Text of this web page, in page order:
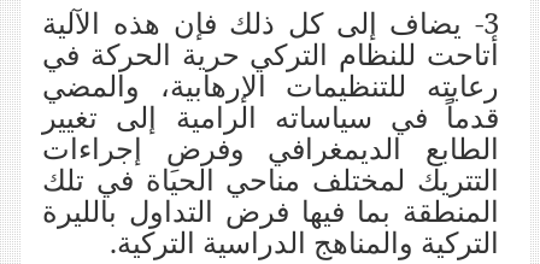
3- يضاف إلى كل ذلك فإن هذه الآلية
أتاحت للنظام التركي حرية الحركة في
رعايته للتنظيمات الإرهابية، والمضي
قدماً في سياساته الرامية إلى تغيير
الطابع الديمغرافي وفرضِ إجراءات
التتريك لمختلف مناحي الحياة في تلك
المنطقة بما فيها فرض التداول بالليرة
التركية والمناهج الدراسية التركية.